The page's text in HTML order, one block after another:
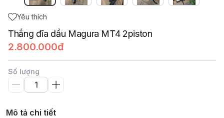
Yêu thích
Thắng đĩa dầu Magura MT4 2piston
2.800.000đ
Số lượng
Mô tả chi tiết